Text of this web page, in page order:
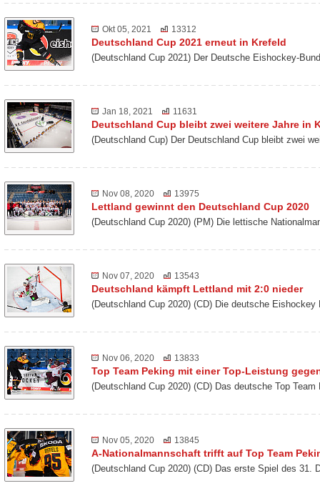
Okt 05, 2021 13312
Deutschland Cup 2021 erneut in Krefeld
(Deutschland Cup 2021) Der Deutsche Eishockey-
Jan 18, 2021 11631
Deutschland Cup bleibt zwei weitere Jahre in
(Deutschland Cup) Der Deutschland Cup bleibt zwei
Nov 08, 2020 13975
Lettland gewinnt den Deutschland Cup 2020
(Deutschland Cup 2020) (PM) Die lettische
Nov 07, 2020 13543
Deutschland kämpft Lettland mit 2:0 nieder
(Deutschland Cup 2020) (CD) Die deutsche
Nov 06, 2020 13833
Top Team Peking mit einer Top-Leistung
(Deutschland Cup 2020) (CD) Das deutsche Top
Nov 05, 2020 13845
A-Nationalmannschaft trifft auf Top Team
(Deutschland Cup 2020) (CD) Das erste Spiel des 31.